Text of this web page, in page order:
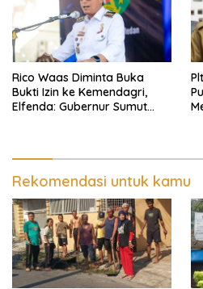
Rico Waas Diminta Buka
Bukti Izin ke Kemendagri,
Elfenda: Gubernur Sumut
Rekomendasi untuk kamu